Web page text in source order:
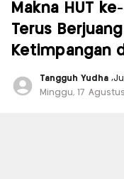
Makna HUT
Terus
Ketimpangan
Tangguh Yudha ,
Minggu, 17 Agustus